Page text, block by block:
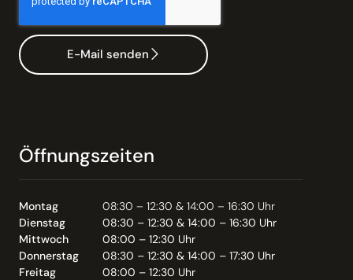
E-Mail senden
Öffnungszeiten
Montag
08:30 – 12:30 & 14:00 – 16:30 Uhr
Dienstag
08:30 – 12:30 & 14:00 – 16:30 Uhr
Mittwoch
08:00 – 12:30 Uhr
Donnerstag
08:30 – 12:30 & 14:00 – 17:30 Uhr
Freitag
08:00 – 12:30 Uhr